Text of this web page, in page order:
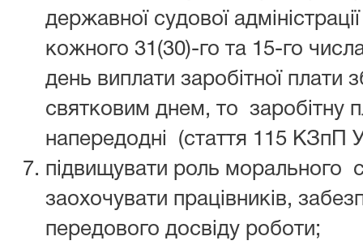
державної судової
кожного 31(30)-го та 15-го
день виплати заробітної плати
святковим днем, то заробітну
напередодні (стаття 115 КЗпП
підвищувати роль морального
заохочувати працівників,
передового досвіду роботи;